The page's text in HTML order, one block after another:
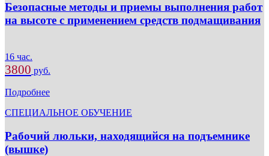
Безопасные методы и приемы выполнения работ
на высоте с применением средств подмащивания
16 час.
3800 руб.
Подробнее
СПЕЦИАЛЬНОЕ ОБУЧЕНИЕ
Рабочий люльки, находящийся на подъемнике
(вышке)